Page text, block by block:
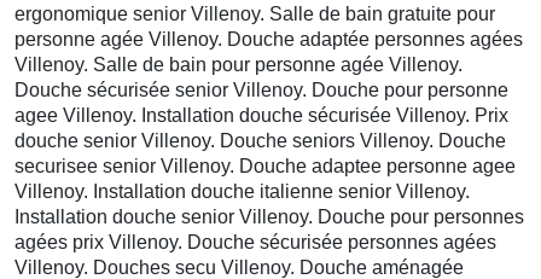
ergonomique senior Villenoy. Salle de bain gratuite pour
personne agée Villenoy. Douche adaptée personnes agées
Villenoy. Salle de bain pour personne agée Villenoy.
Douche sécurisée senior Villenoy. Douche pour personne
agee Villenoy. Installation douche sécurisée Villenoy. Prix
douche senior Villenoy. Douche seniors Villenoy. Douche
securisee senior Villenoy. Douche adaptee personne agee
Villenoy. Installation douche italienne senior Villenoy.
Installation douche senior Villenoy. Douche pour personnes
agées prix Villenoy. Douche sécurisée personnes agées
Villenoy. Douches secu Villenoy. Douche aménagée